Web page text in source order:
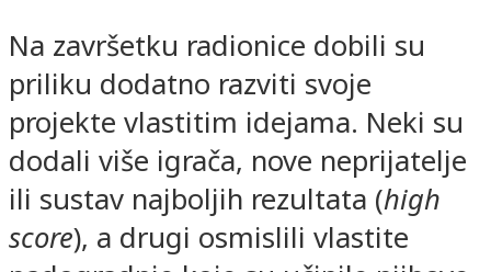
Na završetku radionice dobili su
priliku dodatno razviti svoje
projekte vlastitim idejama. Neki su
dodali više igrača, nove neprijatelje
ili sustav najboljih rezultata (high
score), a drugi osmislili vlastite